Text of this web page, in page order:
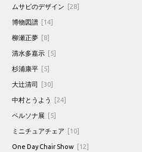
ムサビのデザイン [28]
博物図譜 [14]
柳瀬正夢 [8]
清水多嘉示 [5]
杉浦康平 [5]
大辻清司 [30]
中村とうよう [24]
ペルソナ展 [5]
ミニチュアチェア [10]
One Day Chair Show [12]